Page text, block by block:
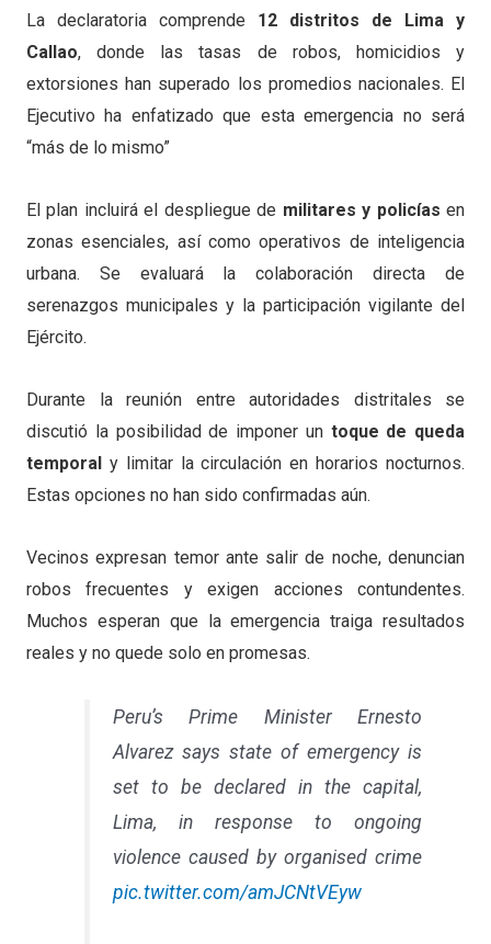
La declaratoria comprende 12 distritos de Lima y
Callao, donde las tasas de robos, homicidios y
extorsiones han superado los promedios nacionales. El
Ejecutivo ha enfatizado que esta emergencia no será
“más de lo mismo”
El plan incluirá el despliegue de militares y policías en
zonas esenciales, así como operativos de inteligencia
urbana. Se evaluará la colaboración directa de
serenazgos municipales y la participación vigilante del
Ejército.
Durante la reunión entre autoridades distritales se
discutió la posibilidad de imponer un toque de queda
temporal y limitar la circulación en horarios nocturnos.
Estas opciones no han sido confirmadas aún.
Vecinos expresan temor ante salir de noche, denuncian
robos frecuentes y exigen acciones contundentes.
Muchos esperan que la emergencia traiga resultados
reales y no quede solo en promesas.
Peru’s Prime Minister Ernesto
Alvarez says state of emergency is
set to be declared in the capital,
Lima, in response to ongoing
violence caused by organised crime
pic.twitter.com/amJCNtVEyw